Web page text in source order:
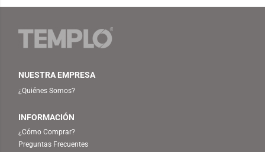
NUESTRA EMPRESA
¿Quiénes Somos?
INFORMACIÓN
¿Cómo Comprar?
Preguntas Frecuentes